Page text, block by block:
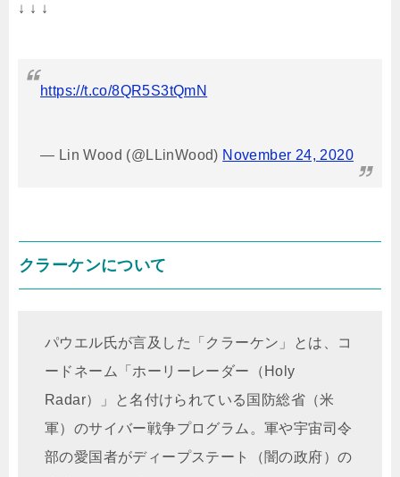
↓ ↓ ↓
https://t.co/8QR5S3tQmN
— Lin Wood (@LLinWood) November 24, 2020
クラーケンについて
パウエル氏が言及した「クラーケン」とは、コ
ードネーム「ホーリーレーダー（Holy
Radar）」と名付けられている国防総省（米
軍）のサイバー戦争プログラム。軍や宇宙司令
部の愛国者がディープステート（闇の政府）の